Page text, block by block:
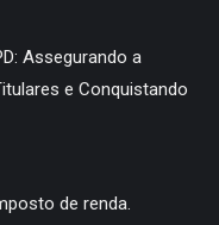
Assegurando a
e Conquistando
de renda.